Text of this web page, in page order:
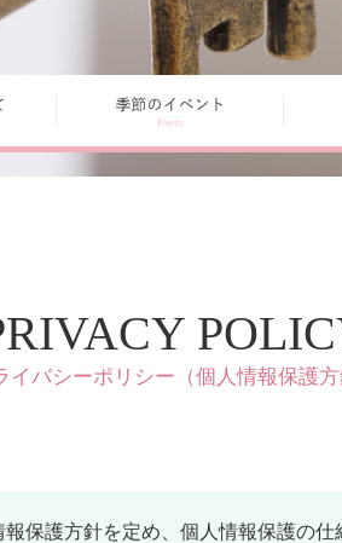
イバシーポリシー（個人情報保護方
保護方針を定め、個人情報保護の